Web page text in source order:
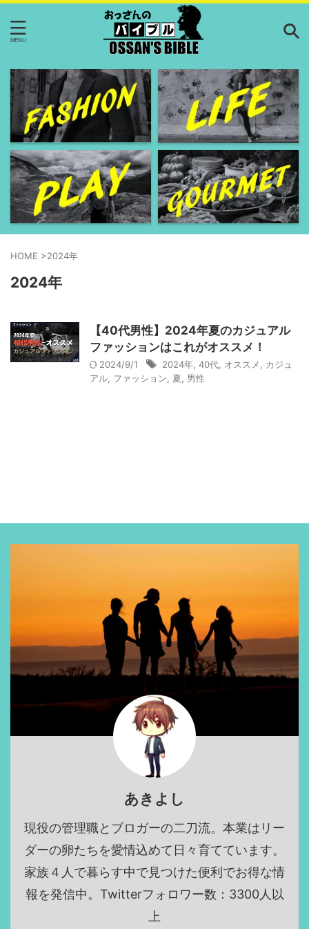
HOME >2024年
2024年
【40代男性】2024年夏のカジュアル
ファッションはこれがオススメ！
2024/9/1 2024年 40代 オススメ
カジュ
アル ファッション 夏 男性
あきよし
現役の管理職とブロガーの二刀流。本業はリー
ダーの卵たちを愛情込めて日々育てています。
家族４人で暮らす中で見つけた便利でお得な情
報を発信中。Twitterフォロワー数：3300人以
上